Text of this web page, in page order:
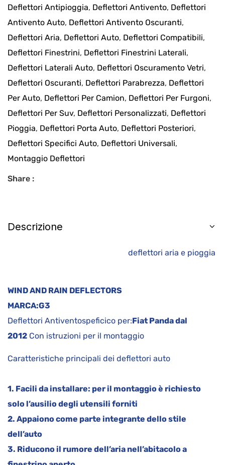
Deflettori Antipioggia, Deflettori Antivento, Deflettori
Antivento Auto, Deflettori Antivento Oscuranti,
Deflettori Aria, Deflettori Auto, Deflettori Compatibili,
Deflettori Finestrini, Deflettori Finestrini Laterali,
Deflettori Laterali Auto, Deflettori Oscuramento Vetri,
Deflettori Oscuranti, Deflettori Parabrezza, Deflettori
Per Auto, Deflettori Per Camion, Deflettori Per Furgoni,
Deflettori Per Suv, Deflettori Personalizzati, Deflettori
Pioggia, Deflettori Porta Auto, Deflettori Posteriori,
Deflettori Specifici Auto, Deflettori Universali,
Montaggio Deflettori
Share :
Descrizione
deflettori aria e pioggia
WIND AND RAIN DEFLECTORS
MARCA:G3
Deflettori Antiventospeficico per:Fiat Panda dal
2012 Con istruzioni per il montaggio
Caratteristiche principali dei deflettori auto
1. Facili da installare: per il montaggio è richiesto
solo l’ausilio degli utensili forniti
2. Appaiono come parte integrante dello stile
dell’auto
3. Riducono il rumore dell’aria nell’abitacolo a